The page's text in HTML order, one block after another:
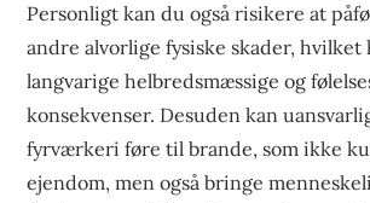
Personligt kan du også risikere at
andre alvorlige fysiske skader, hvilket
langvarige helbredsmæssige og
konsekvenser. Desuden kan
fyrværkeri føre til brande, som ikke
ejendom, men også bringe